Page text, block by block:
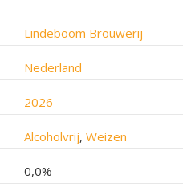
Lindeboom Brouwerij
Nederland
2026
Alcoholvrij, Weizen
0,0%